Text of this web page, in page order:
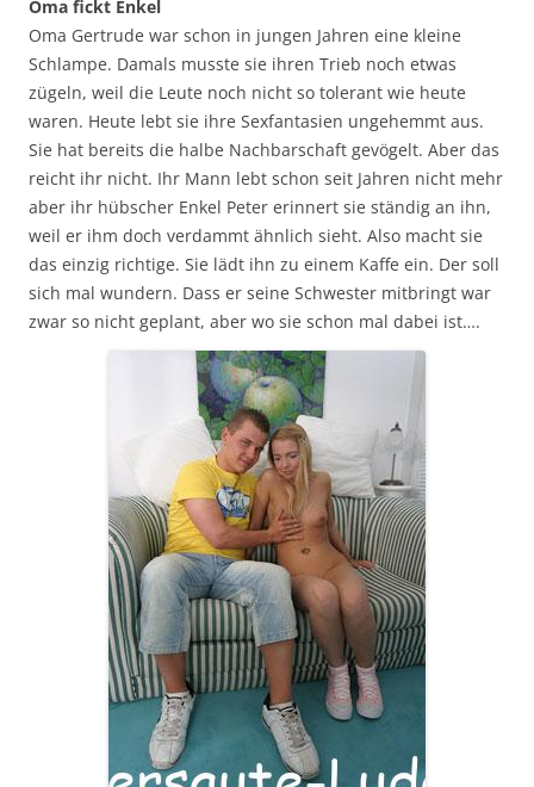
Oma fickt Enkel
Oma Gertrude war schon in jungen Jahren eine kleine
Schlampe. Damals musste sie ihren Trieb noch etwas
zügeln, weil die Leute noch nicht so tolerant wie heute
waren. Heute lebt sie ihre Sexfantasien ungehemmt aus.
Sie hat bereits die halbe Nachbarschaft gevögelt. Aber das
reicht ihr nicht. Ihr Mann lebt schon seit Jahren nicht mehr
aber ihr hübscher Enkel Peter erinnert sie ständig an ihn,
weil er ihm doch verdammt ähnlich sieht. Also macht sie
das einzig richtige. Sie lädt ihn zu einem Kaffe ein. Der soll
sich mal wundern. Dass er seine Schwester mitbringt war
zwar so nicht geplant, aber wo sie schon mal dabei ist….